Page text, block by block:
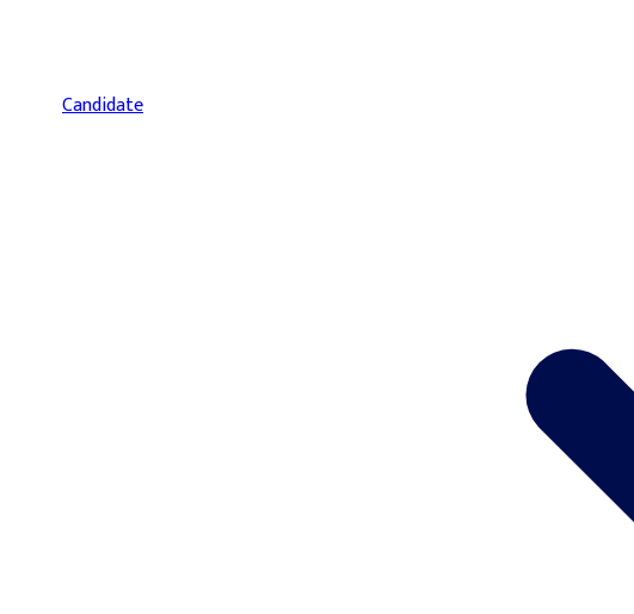
Candidate